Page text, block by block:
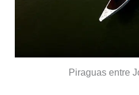
Piraguas entre